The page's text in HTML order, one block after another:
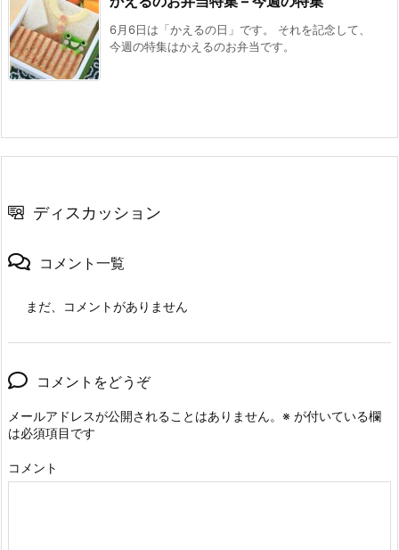
6月6日は「かえるの日」です。 それを記念して、
今週の特集はかえるのお弁当です。
ディスカッション
コメント一覧
まだ、コメントがありません
コメントをどうぞ
メールアドレスが公開されることはありません。 ※ が付いている欄
は必須項目です
コメント